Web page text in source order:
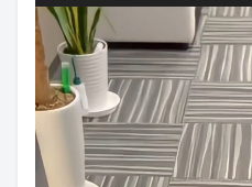
画
プ
レ
ー
ヤ
ー